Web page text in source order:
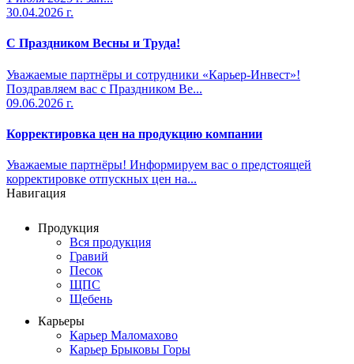
30.04.2026 г.
С Праздником Весны и Труда!
Уважаемые партнёры и сотрудники «Карьер-Инвест»!
Поздравляем вас с Праздником Ве...
09.06.2026 г.
Корректировка цен на продукцию компании
Уважаемые партнёры! Информируем вас о предстоящей
корректировке отпускных цен на...
Навигация
Продукция
Вся продукция
Гравий
Песок
ЩПС
Щебень
Карьеры
Карьер Маломахово
Карьер Брыковы Горы